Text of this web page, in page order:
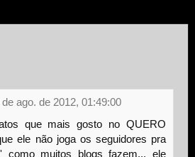
de ago. de 2012, 01:49:00
que mais gosto no QUERO
ele não joga os seguidores pra
como muitos blogs fazem... ele